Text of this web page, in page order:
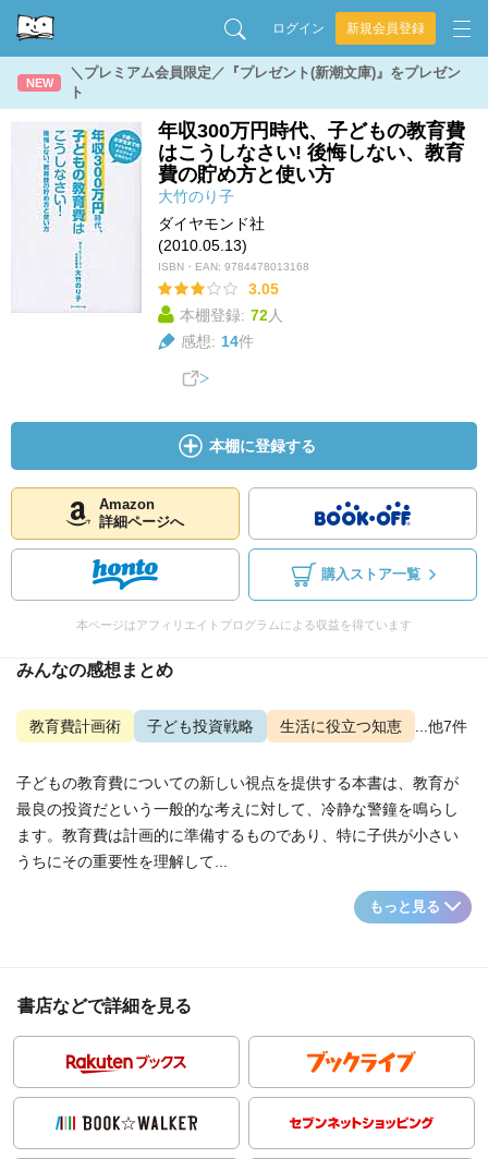
ログイン 新規会員登録
NEW
＼プレミアム会員限定／『プレゼント(新潮文庫)』をプレゼン
ト
年収300万円時代、子どもの教育費
はこうしなさい! 後悔しない、教育
費の貯め方と使い方
大竹のり子
ダイヤモンド社
(2010.05.13)
ISBN・EAN: 9784478013168
3.05
本棚登録: 72人
感想: 14件
本棚に登録する
Amazon
詳細ページへ
購入ストア一覧
本ページはアフィリエイトプログラムによる収益を得ています
みんなの感想まとめ
教育費計画術 子ども投資戦略 生活に役立つ知恵 ...他7件
子どもの教育費についての新しい視点を提供する本書は、教育が
最良の投資だという一般的な考えに対して、冷静な警鐘を鳴らし
ます。教育費は計画的に準備するものであり、特に子供が小さい
うちにその重要性を理解して...
もっと見る
書店などで詳細を見る